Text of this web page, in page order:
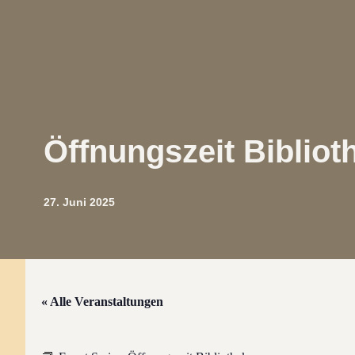
Öffnungszeit
27. Juni 2025
« Alle Veranstaltungen